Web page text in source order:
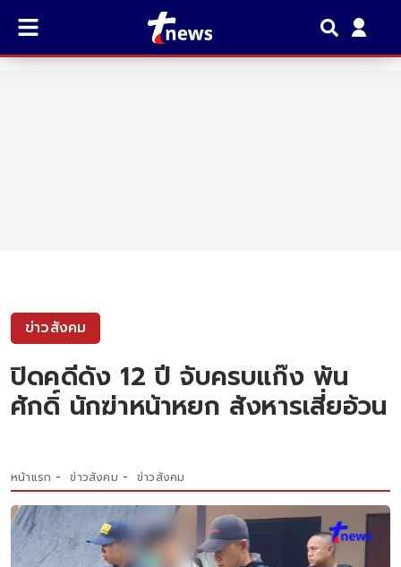
ข่าวสังคม
ปิดคดีดัง 12 ปี จับครบแก๊ง พัน
ศักดิ์ นักฆ่าหน้าหยก สังหารเสี่ยอ้วน
หน้าแรก ข่าวสังคม ข่าวสังคม